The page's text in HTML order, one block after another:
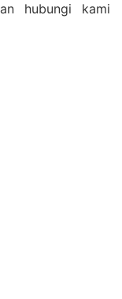
hubungi kami